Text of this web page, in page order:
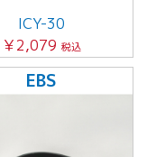
ICY-30
￥2,079 税込
EBS